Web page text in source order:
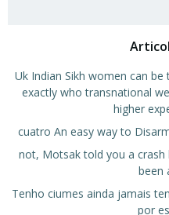
Uk Indian Sikh women can
exactly who transnational
higher
cuatro An easy way to
not, Motsak told you a crash
been
Tenho ciumes ainda jamais
por